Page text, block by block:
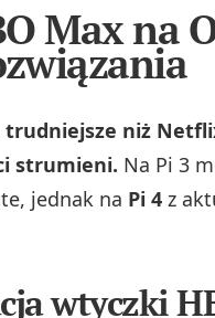
Max na
trudniejsze niż
strumieni. Na Pi 3
jednak na Pi 4 z
wtyczki